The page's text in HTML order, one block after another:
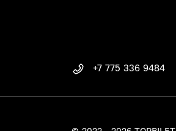
+7 775 336 9484